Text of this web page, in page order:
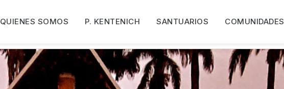
QUIENES SOMOS P. KENTENICH SANTUARIOS COMUNIDADES